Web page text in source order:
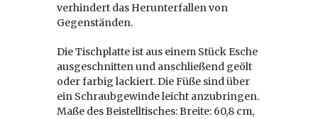
verhindert das Herunterfallen von
Gegenständen.
Die Tischplatte ist aus einem Stück Esche
ausgeschnitten und anschließend geölt
oder farbig lackiert. Die Füße sind über
ein Schraubgewinde leicht anzubringen.
Maße des Beistelltisches: Breite: 60,8 cm,